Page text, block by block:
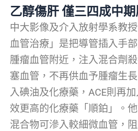
乙醇傷肝 僅三四成中
中大影像及介入放射學系教
血管治療」是把導管插入手
腫瘤血管附近，注入混合劑
塞血管，不再供血予腫瘤生
入碘油及化療藥，ACE則再
效更高的化療藥「順鉑」。
混合物可滲入較細微血管，